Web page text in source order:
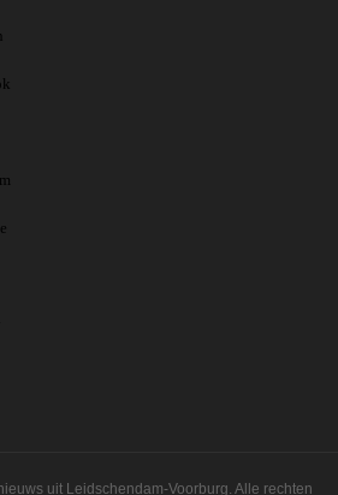
uit Leidschendam-Voorburg. Alle rechten